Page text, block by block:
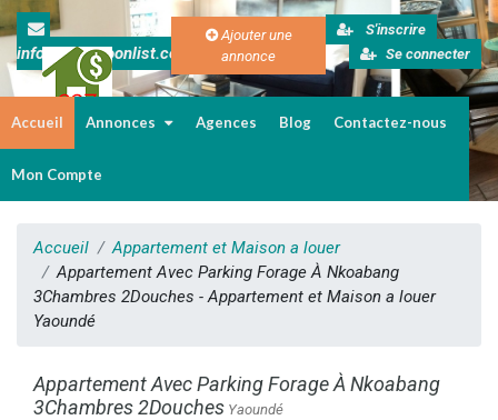
info@cameroonlist.com
Ajouter une
annonce
S'inscrire
Se connecter
Accueil Annonces Agences Blog Contactez-nous
Mon Compte
Accueil
Appartement et Maison a louer
Appartement Avec Parking Forage À Nkoabang
3Chambres 2Douches - Appartement et Maison a louer
Yaoundé
Appartement Avec Parking Forage À Nkoabang
3Chambres 2Douches Yaoundé